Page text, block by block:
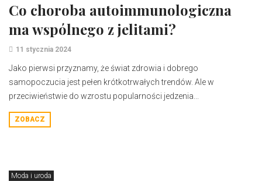
Co choroba autoimmunologiczna
ma wspólnego z jelitami?
11 stycznia 2024
Jako pierwsi przyznamy, że świat zdrowia i dobrego
samopoczucia jest pełen krótkotrwałych trendów. Ale w
przeciwieństwie do wzrostu popularności jedzenia...
ZOBACZ
Moda i uroda